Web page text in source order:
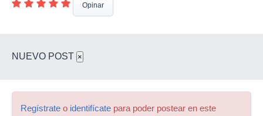
Opinar
NUEVO POST ×
Regístrate o identifícate para poder postear en este